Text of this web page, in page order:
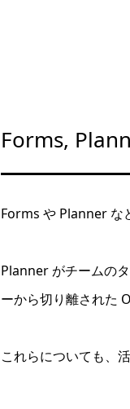
Forms,
Forms や Planner な
Planner がチームの
ーから切り離された
これらについても、